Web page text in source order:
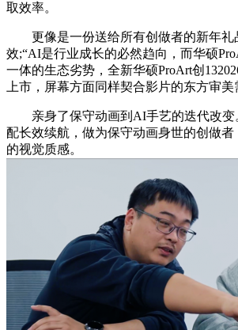
取效率。
更像是一份送给所有创做者的新年礼
效;“AI是行业成长的必然趋向，而华硕
一体的生态劣势，全新华硕ProArt创
上市，屏幕方面同样契合影片的东方审美
亲身了保守动画到AI手艺的迭代改变
配长效续航，做为保守动画身世的创做者
的视觉质感。